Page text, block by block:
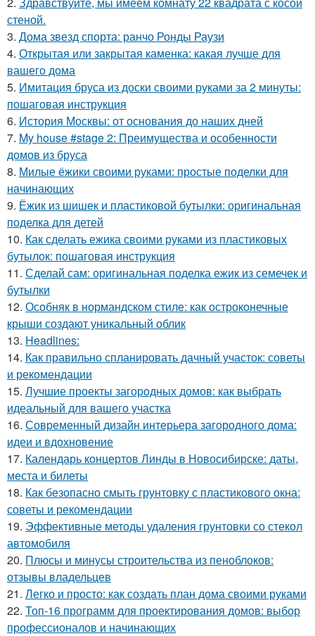
стеной.
3. Дома звезд спорта: ранчо Ронды Раузи
4. Открытая или закрытая каменка: какая лучше для
вашего дома
5. Имитация бруса из доски своими руками за 2 минуты:
пошаговая инструкция
6. История Москвы: от основания до наших дней
7. My house #stage 2: Преимущества и особенности
домов из бруса
8. Милые ёжики своими руками: простые поделки для
начинающих
9. Ёжик из шишек и пластиковой бутылки: оригинальная
поделка для детей
10. Как сделать ежика своими руками из пластиковых
бутылок: пошаговая инструкция
11. Сделай сам: оригинальная поделка ежик из семечек и
бутылки
12. Особняк в нормандском стиле: как остроконечные
крыши создают уникальный облик
13. Headlines:
14. Как правильно спланировать дачный участок: советы
и рекомендации
15. Лучшие проекты загородных домов: как выбрать
идеальный для вашего участка
16. Современный дизайн интерьера загородного дома:
идеи и вдохновение
17. Календарь концертов Линды в Новосибирске: даты,
места и билеты
18. Как безопасно смыть грунтовку с пластикового окна:
советы и рекомендации
19. Эффективные методы удаления грунтовки со стекол
автомобиля
20. Плюсы и минусы строительства из пеноблоков:
отзывы владельцев
21. Легко и просто: как создать план дома своими руками
22. Топ-16 программ для проектирования домов: выбор
профессионалов и начинающих